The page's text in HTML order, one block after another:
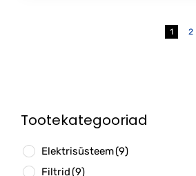
1 2
Tootekategooriad
Elektrisüsteem(9)
Filtrid(9)